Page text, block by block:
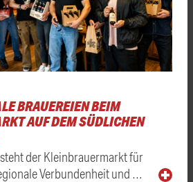
BRAUEREIEN BEIM
AUF DEM SÜDLICHEN
der Kleinbrauermarkt für
Verbundenheit und …